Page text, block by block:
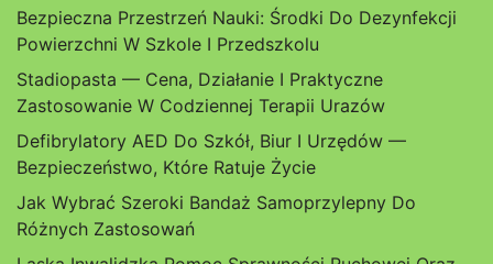
Bezpieczna Przestrzeń Nauki: Środki Do Dezynfekcji
Powierzchni W Szkole I Przedszkolu
Stadiopasta — Cena, Działanie I Praktyczne
Zastosowanie W Codziennej Terapii Urazów
Defibrylatory AED Do Szkół, Biur I Urzędów —
Bezpieczeństwo, Które Ratuje Życie
Jak Wybrać Szeroki Bandaż Samoprzylepny Do
Różnych Zastosowań